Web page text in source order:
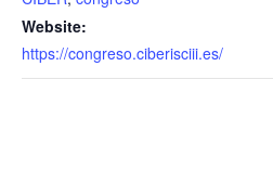
Website:
https://congreso.ciberisciii.es/